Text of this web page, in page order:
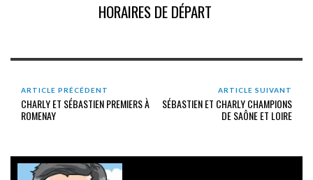
HORAIRES DE DÉPART
ARTICLE PRÉCÉDENT
CHARLY ET SÉBASTIEN PREMIERS À
ROMENAY
ARTICLE SUIVANT
SÉBASTIEN ET CHARLY CHAMPIONS
DE SAÔNE ET LOIRE